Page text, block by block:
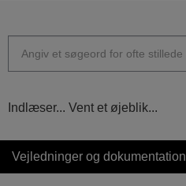
Indlæser... Vent et øjeblik...
Vejledninger og dokumentation